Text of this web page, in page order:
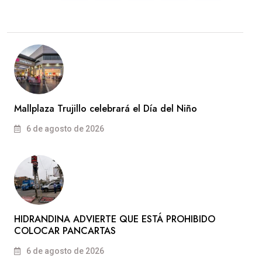
Mallplaza Trujillo celebrará el Día del Niño
6 de agosto de 2026
HIDRANDINA ADVIERTE QUE ESTÁ PROHIBIDO
COLOCAR PANCARTAS
6 de agosto de 2026